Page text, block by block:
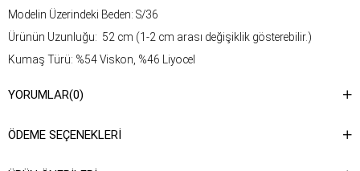
Modelin Üzerindeki Beden: S/36
Ürünün Uzunluğu: 52 cm (1-2 cm arası değişiklik gösterebilir.)
Kumaş Türü: %54 Viskon, %46 Liyocel
talimatına ulaşabilirsiniz.
YORUMLAR(0)
ÖDEME SEÇENEKLERI